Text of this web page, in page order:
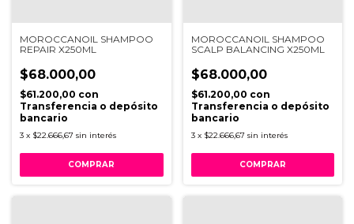
MOROCCANOIL SHAMPOO
REPAIR X250ML
$68.000,00
$61.200,00 con
Transferencia o depósito
bancario
3 x $22.666,67 sin interés
MOROCCANOIL SHAMPOO
SCALP BALANCING X250ML
$68.000,00
$61.200,00 con
Transferencia o depósito
bancario
3 x $22.666,67 sin interés